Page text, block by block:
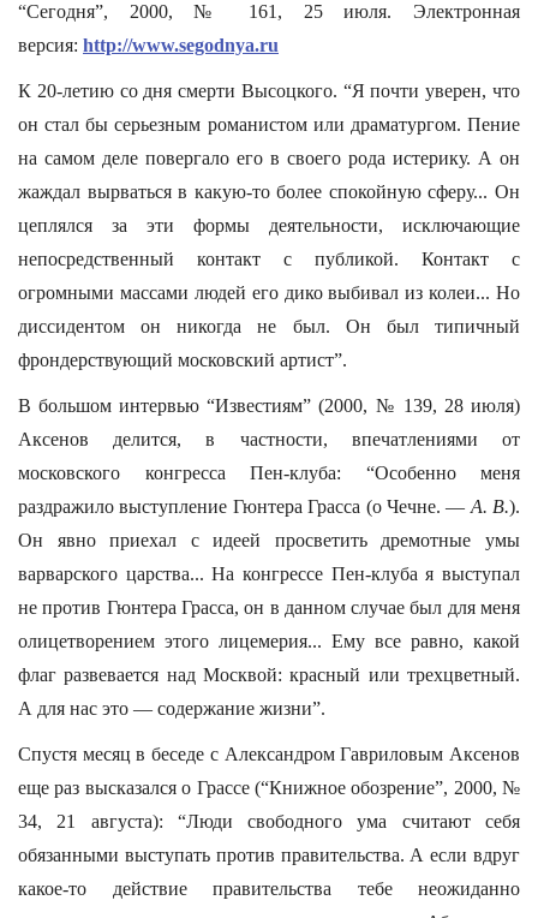
“Сегодня”, 2000, № 161, 25 июля. Электронная
версия: http://www.segodnya.ru
К 20-летию со дня смерти Высоцкого. “Я почти уверен, что
он стал бы серьезным романистом или драматургом. Пение
на самом деле повергало его в своего рода истерику. А он
жаждал вырваться в какую-то более спокойную сферу... Он
цеплялся за эти формы деятельности, исключающие
непосредственный контакт с публикой. Контакт с
огромными массами людей его дико выбивал из колеи... Но
диссидентом он никогда не был. Он был типичный
фрондерствующий московский артист”.
В большом интервью “Известиям” (2000, № 139, 28 июля)
Аксенов делится, в частности, впечатлениями от
московского конгресса Пен-клуба: “Особенно меня
раздражило выступление Гюнтера Грасса (о Чечне. — А. В.).
Он явно приехал с идеей просветить дремотные умы
варварского царства... На конгрессе Пен-клуба я выступал
не против Гюнтера Грасса, он в данном случае был для меня
олицетворением этого лицемерия... Ему все равно, какой
флаг развевается над Москвой: красный или трехцветный.
А для нас это — содержание жизни”.
Спустя месяц в беседе с Александром Гавриловым Аксенов
еще раз высказался о Грассе (“Книжное обозрение”, 2000, №
34, 21 августа): “Люди свободного ума считают себя
обязанными выступать против правительства. А если вдруг
какое-то действие правительства тебе неожиданно